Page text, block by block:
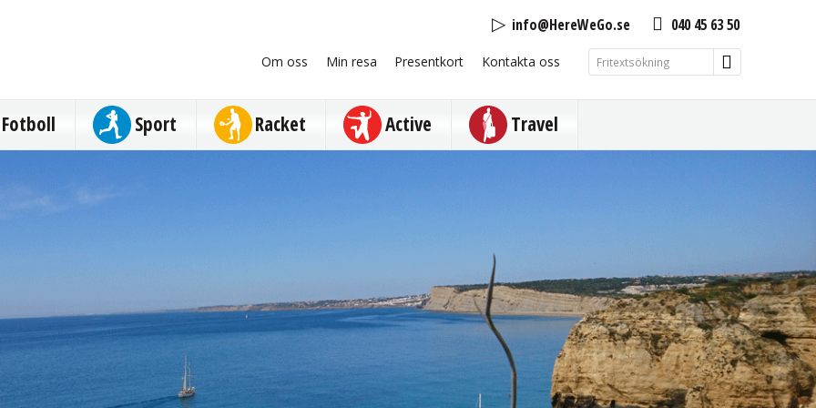
040 45 63 50
info@HereWeGo.se
Om oss Min resa Presentkort Kontakta oss
Fotboll Sport Racket Active Travel